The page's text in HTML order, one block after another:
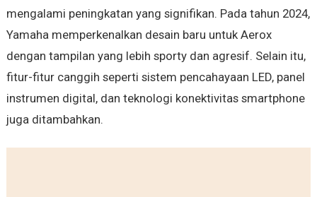
mengalami peningkatan yang signifikan. Pada tahun 2024,
Yamaha memperkenalkan desain baru untuk Aerox
dengan tampilan yang lebih sporty dan agresif. Selain itu,
fitur-fitur canggih seperti sistem pencahayaan LED, panel
instrumen digital, dan teknologi konektivitas smartphone
juga ditambahkan.